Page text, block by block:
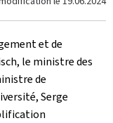
et de
le ministre des
de
Serge